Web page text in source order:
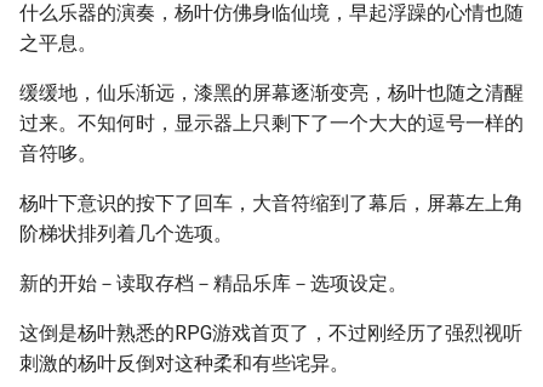
什么乐器的演奏，杨叶仿佛身临仙境，早起浮躁的心情也随
之平息。
缓缓地，仙乐渐远，漆黑的屏幕逐渐变亮，杨叶也随之清醒
过来。不知何时，显示器上只剩下了一个大大的逗号一样的
音符哆。
杨叶下意识的按下了回车，大音符缩到了幕后，屏幕左上角
阶梯状排列着几个选项。
新的开始－读取存档－精品乐库－选项设定。
这倒是杨叶熟悉的RPG游戏首页了，不过刚经历了强烈视听
刺激的杨叶反倒对这种柔和有些诧异。